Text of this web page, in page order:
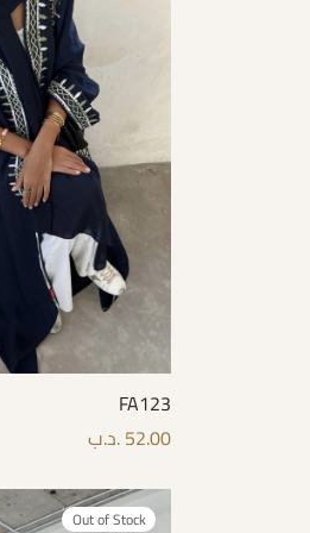
FA123
52.00.د.ب
Out of Stock